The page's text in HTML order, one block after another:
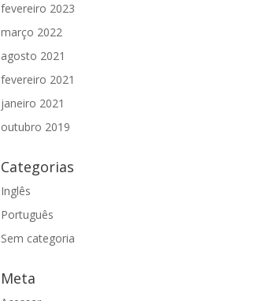
fevereiro 2023
março 2022
agosto 2021
fevereiro 2021
janeiro 2021
outubro 2019
Categorias
Inglês
Português
Sem categoria
Meta